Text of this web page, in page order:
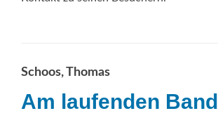
Schoos, Thomas
Am laufenden Band